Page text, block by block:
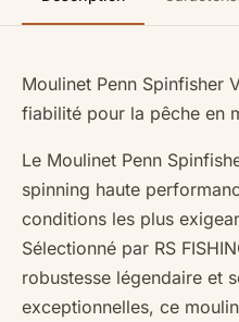
Moulinet Penn Spinfisher
fiabilité pour la pêche en
Le Moulinet Penn
spinning haute
conditions les plus
Sélectionné par RS
robustesse légendaire et
exceptionnelles, ce